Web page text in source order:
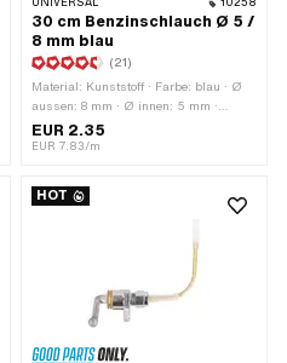
UNIVERSAL 10258
30 cm Benzinschlauch Ø 5 /
8 mm blau
(21)
Material: Kunststoff · Farbe: blau · Ø
aussen: 8 mm · Ø innen: 5 mm ·
Gesamtlänge: 300 mm
EUR 2.35
EUR 7.83/m
HOT